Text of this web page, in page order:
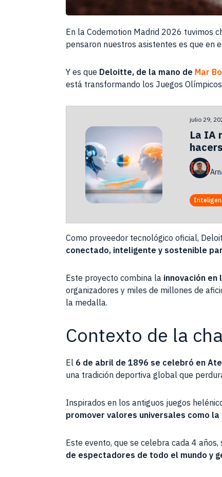
En la Codemotion Madrid 2026 tuvimos
pensaron nuestros asistentes es que en
Y es que Deloitte, de la mano de Mar
está transformando los Juegos
julio 29,
La IA
Como proveedor tecnológico oficial,
conectado, inteligente y sostenible
Este proyecto combina la innovación en
organizadores y miles de millones de
la medalla.
Contexto de la
El 6 de abril de 1896 se celebró en
una tradición deportiva global que
Inspirados en los antiguos juegos
promover valores universales como
Este evento, que se celebra cada 4
de espectadores de todo el mundo y